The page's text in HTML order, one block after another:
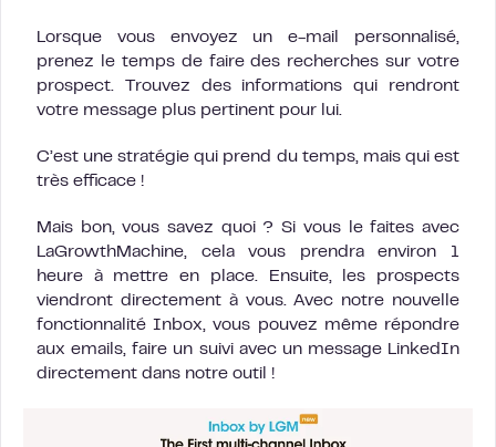
Lorsque vous envoyez un e-mail personnalisé,
prenez le temps de faire des recherches sur votre
prospect. Trouvez des informations qui rendront
votre message plus pertinent pour lui.
C’est une stratégie qui prend du temps, mais qui est
très efficace !
Mais bon, vous savez quoi ? Si vous le faites avec
LaGrowthMachine, cela vous prendra environ 1
heure à mettre en place. Ensuite, les prospects
viendront directement à vous. Avec notre nouvelle
fonctionnalité Inbox, vous pouvez même répondre
aux emails, faire un suivi avec un message LinkedIn
directement dans notre outil !